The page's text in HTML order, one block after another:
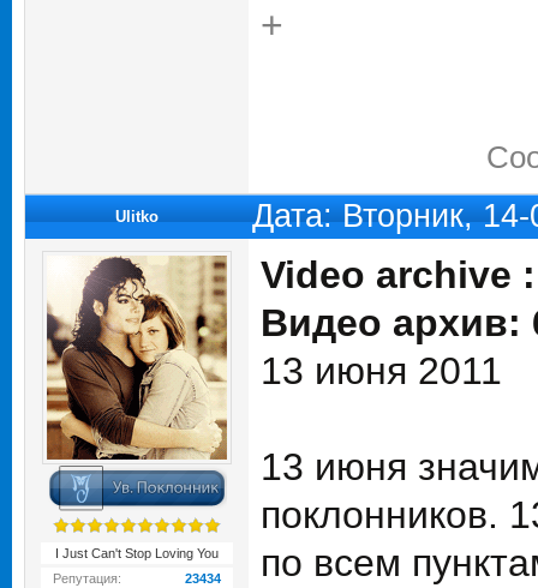
+
Ulitko Дата: Вторник,
I Just Can't Stop Loving You
Репутация:
23434
Video archive
Видео архив:
13 июня 2011
13 июня
поклонников.
по всем